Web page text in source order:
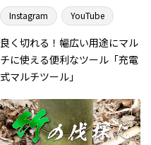
Instagram
YouTube
良く切れる！幅広い用途にマル
チに使える便利なツール「充電
式マルチツール」